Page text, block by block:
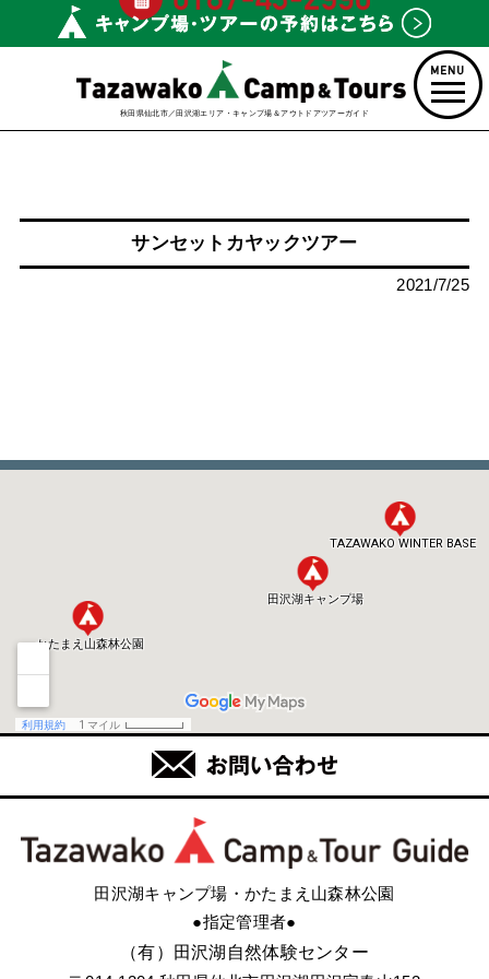
秋田県仙北市／田沢湖エリア・キャンプ場＆アウトドアツアーガイド
サンセットカヤックツアー
2021/7/25
田沢湖キャンプ場・かたまえ山森林公園
●指定管理者●
（有）田沢湖自然体験センター